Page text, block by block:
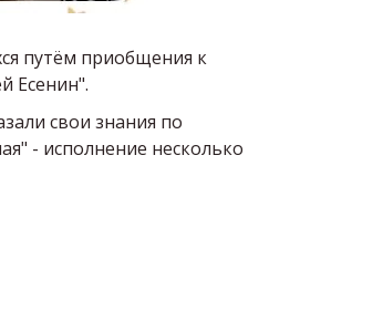
путём приобщения к
Есенин".
свои знания по
- исполнение несколько